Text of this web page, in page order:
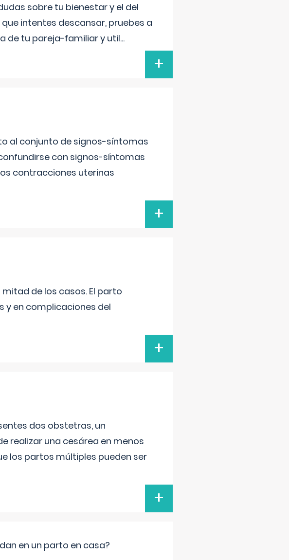
sobre tu bienestar y el del
intentes descansar, pruebes a
de tu pareja-familiar y util...
+
al conjunto de signos-síntomas
con signos-síntomas
contracciones uterinas
+
de los casos. El parto
y en complicaciones del
+
dos obstetras, un
realizar una cesárea en menos
los partos múltiples pueden ser
+
en un parto en casa?